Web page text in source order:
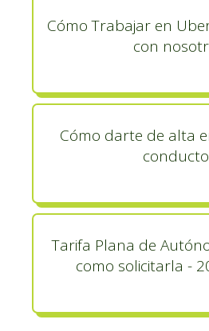
Cómo Trabajar en
con
Cómo darte de alta
Tarifa Plana de
como solicitarla -